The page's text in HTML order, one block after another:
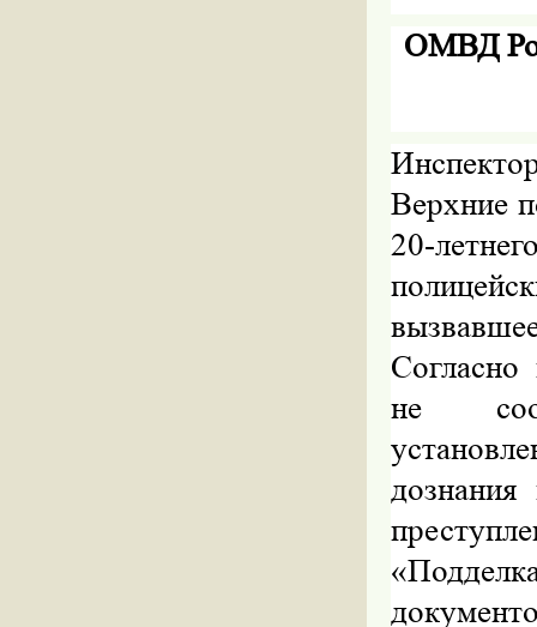
ОМВД
Верхние
20-
Согласно
не